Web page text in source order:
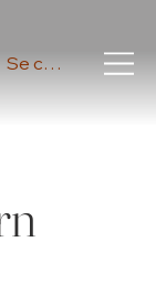
Se connecter